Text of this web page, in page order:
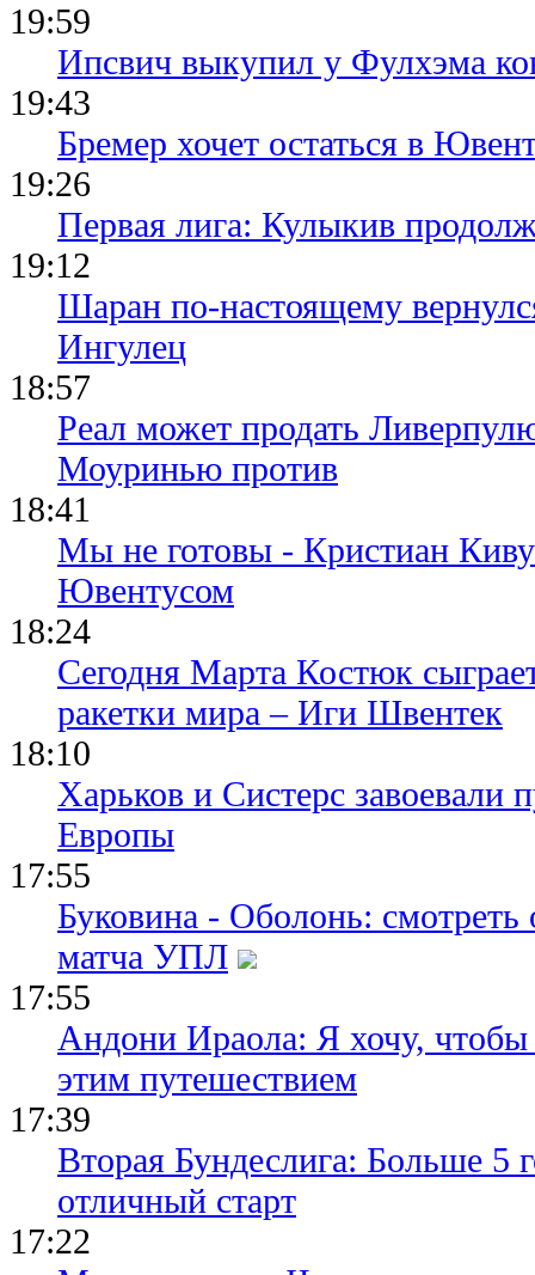
19:59
Ипсвич выкупил у Фулхэма
19:43
Бремер хочет остаться в
19:26
Первая лига: Кулыкив
19:12
Шаран по-настоящему
Ингулец
18:57
Реал может продать
Моуринью против
18:41
Мы не готовы - Кристиан
Ювентусом
18:24
Сегодня Марта Костюк
ракетки мира – Иги Швентек
18:10
Харьков и Систерс завоевали
Европы
17:55
Буковина - Оболонь:
матча УПЛ
17:55
Андони Ираола: Я хочу, чтобы
этим путешествием
17:39
Вторая Бундеслига: Больше 5
отличный старт
17:22